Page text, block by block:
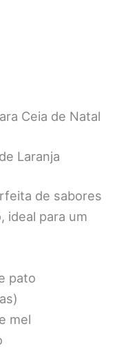
Ceia de Natal
Laranja
de sabores
ideal para um
pato
mel